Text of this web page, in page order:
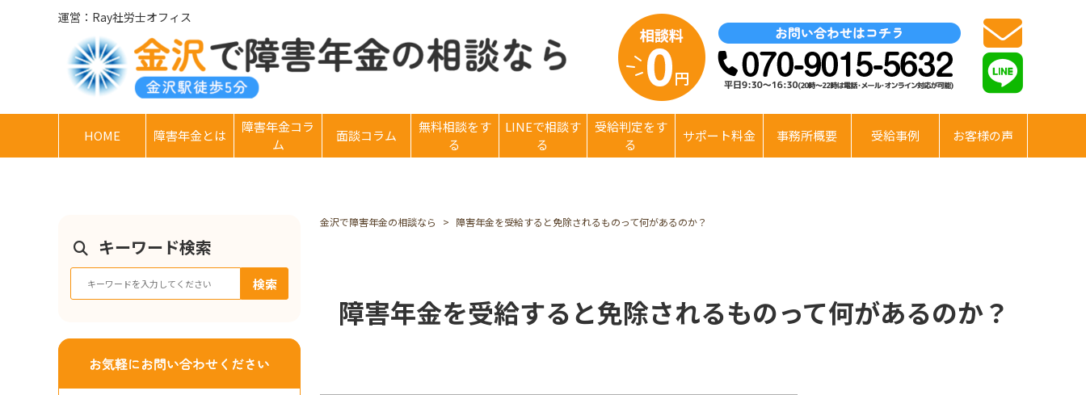
運営：Ray社労士オフィス
HOME 障害年金とは
障害年金コラ
ム
面談コラム
無料相談をす
る
LINEで相談す
る
受給判定をす
る
サポート料金 事務所概要 受給事例 お客様の声
金沢で障害年金の相談なら 障害年金を受給すると免除されるものって何があるのか？
障害年金を受給すると免除されるものって何があるのか？
キーワード検索
検索